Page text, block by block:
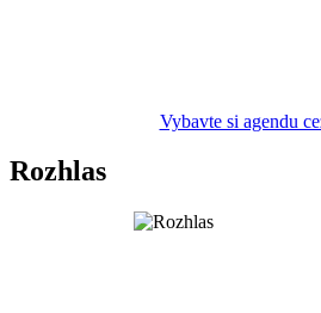
Vybavte si agendu
Rozhlas